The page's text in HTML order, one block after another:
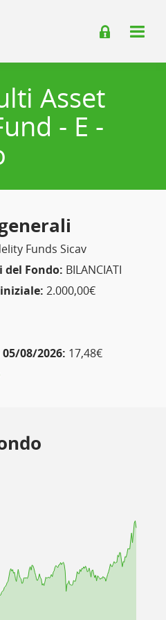
Asset
- E -
Funds Sicav
del Fondo: BILANCIATI
2.000,00€
08/2026: 17,48€